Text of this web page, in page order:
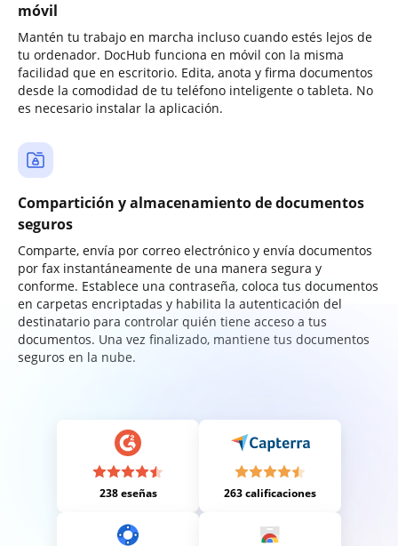
móvil
Mantén tu trabajo en marcha incluso cuando estés lejos de
tu ordenador. DocHub funciona en móvil con la misma
facilidad que en escritorio. Edita, anota y firma documentos
desde la comodidad de tu teléfono inteligente o tableta. No
es necesario instalar la aplicación.
Compartición y almacenamiento de documentos
seguros
Comparte, envía por correo electrónico y envía documentos
por fax instantáneamente de una manera segura y
conforme. Establece una contraseña, coloca tus documentos
en carpetas encriptadas y habilita la autenticación del
destinatario para controlar quién tiene acceso a tus
documentos. Una vez finalizado, mantiene tus documentos
seguros en la nube.
238 eseñas 263 calificaciones